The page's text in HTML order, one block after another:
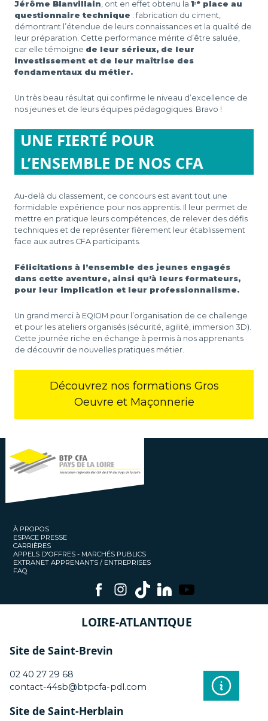
Jérôme Blanvillain, ont en effet obtenu la 1ʳᵉ place au
questionnaire technique : fabrication du ciment,
démontrant l’étendue de leurs connaissances et la qualité de
leur préparation. Cette performance mérite d’être saluée,
car elle témoigne de leur sérieux, de leur
investissement et de leur maîtrise des
fondamentaux du métier.
Un très beau résultat qui confirme le niveau d’excellence de
nos jeunes et de leurs équipes pédagogiques. Bravo !
UNE FIERTÉ POUR
L’ENSEMBLE DE NOS CFA
Au-delà du classement, ce concours est avant tout une
formidable expérience pour nos apprentis. Il leur permet de
mettre en pratique leurs compétences, de relever des défis
techniques et de représenter fièrement leur établissement
face aux autres CFA participants.
Félicitations à l’ensemble des jeunes engagés
dans cette aventure, ainsi qu’à leurs formateurs,
pour leur implication et leur professionnalisme.
Un grand merci à EQIOM pour l’organisation de ce challenge
et pour les ateliers organisés (sécurité, agilité, immersion 3D).
Cette journée riche en échange à permis à nos apprenants
de découvrir de nouvelles pratiques métier.
Découvrez nos formations Gros
Oeuvre et Maçonnerie
À PROPOS
ESPACE PRESSE
CARRIÈRES
APPELS D'OFFRES - MARCHÉS PUBLICS
EXTRANET APPRENANTS / ENTREPRISES
FAQ
LOIRE-ATLANTIQUE
Site de Saint-Brevin
02 40 27 29 68
contact-44sb@btpcfa-pdl.com
Site de Saint-Herblain